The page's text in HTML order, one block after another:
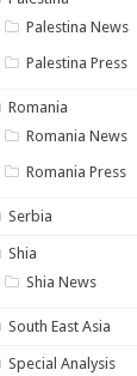
Palestina News
Palestina Press
Romania
Romania News
Romania Press
Serbia
Shia
Shia News
South East Asia
Special Analysis